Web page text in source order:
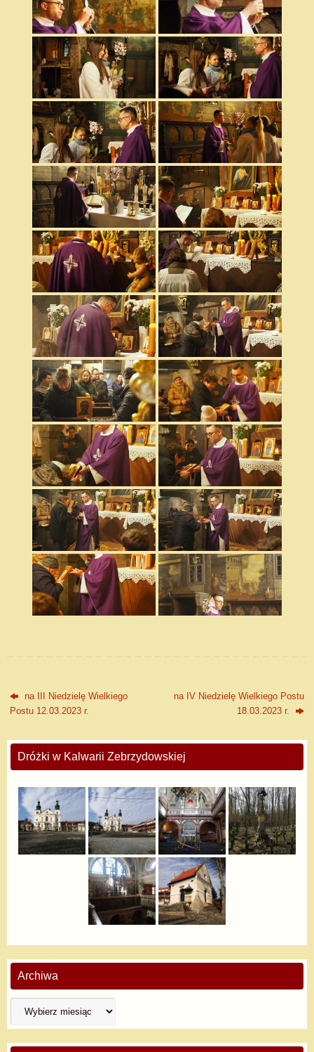
na III Niedzielę Wielkiego
Postu 12.03.2023 r.
na IV Niedzielę Wielkiego Postu
18.03.2023 r.
Dróżki w Kalwarii Zebrzydowskiej
Archiwa